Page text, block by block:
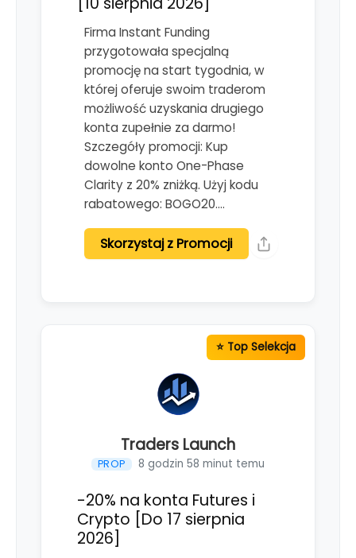
Firma Instant Funding
przygotowała specjalną
promocję na start tygodnia, w
której oferuje swoim traderom
możliwość uzyskania drugiego
konta zupełnie za darmo!
Szczegóły promocji: Kup
dowolne konto One-Phase
Clarity z 20% zniżką. Użyj kodu
rabatowego: BOGO20.…
Skorzystaj z Promocji
Traders Launch
PROP 8 godzin 58 minut temu
-20% na konta Futures i
Crypto [Do 17 sierpnia
2026]